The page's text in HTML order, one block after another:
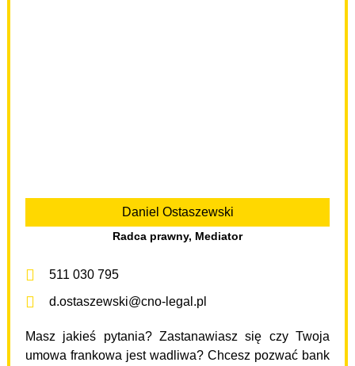
Daniel Ostaszewski
Radca prawny, Mediator
511 030 795
d.ostaszewski@cno-legal.pl
Masz jakieś pytania? Zastanawiasz się czy Twoja
umowa frankowa jest wadliwa? Chcesz pozwać bank